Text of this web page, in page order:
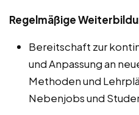
Regelmäßige
Bereitschaft zur
und Anpassung an
Methoden und
Nebenjobs und